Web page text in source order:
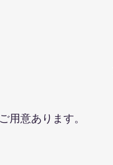
用意あります。